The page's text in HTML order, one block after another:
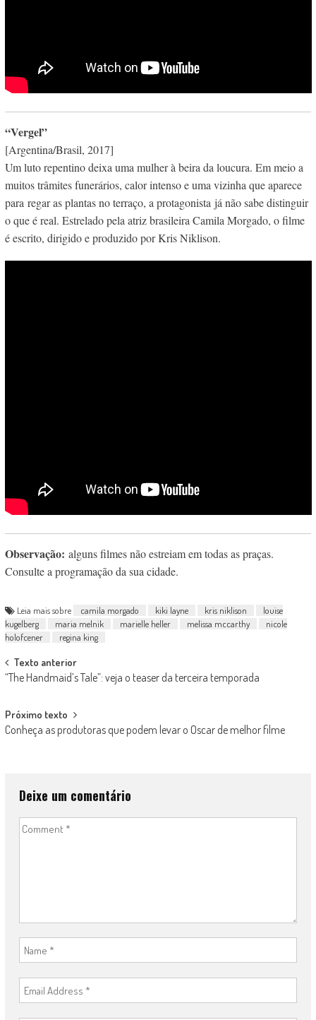
“Vergel”
[Argentina/Brasil, 2017]
Um luto repentino deixa uma mulher à beira da loucura. Em meio a
muitos trâmites funerários, calor intenso e uma vizinha que aparece
para regar as plantas no terraço, a protagonista já não sabe distinguir
o que é real. Estrelado pela atriz brasileira Camila Morgado, o filme
é escrito, dirigido e produzido por Kris Niklison.
Observação: alguns filmes não estreiam em todas as praças.
Consulte a programação da sua cidade.
Leia mais sobre camila morgado kiki layne kris niklison
louise
kugelberg
maria melnik marielle heller melissa mccarthy
nicole
holofcener
regina king
Post
navigation
Texto anterior
“The Handmaid’s Tale”: veja o teaser da terceira temporada
Próximo texto
Conheça as produtoras que podem levar o Oscar de melhor filme
Deixe um comentário